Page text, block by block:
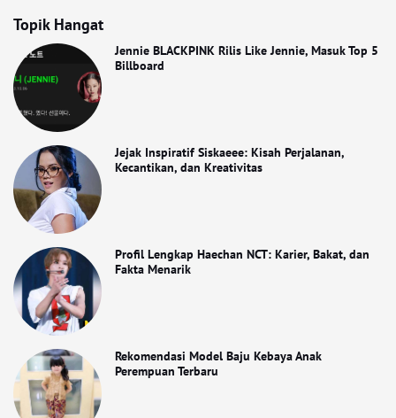
Topik Hangat
Jennie BLACKPINK Rilis Like Jennie, Masuk Top 5
Billboard
Jejak Inspiratif Siskaeee: Kisah Perjalanan,
Kecantikan, dan Kreativitas
Profil Lengkap Haechan NCT: Karier, Bakat, dan
Fakta Menarik
Rekomendasi Model Baju Kebaya Anak
Perempuan Terbaru